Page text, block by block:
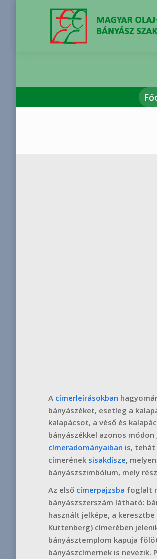
A címerleírásokban
bányászéket, esetleg a
kalapácsot, a véső és
bányászékkel azonos
címeradományaiban is, tehát
címerének sisakdísze,
bányászszimbólum, mely
Az első címerpajzsba foglalt
bányászszerszám látható:
használt jelképe, a
Kuttenberg) címerében
bányásztemplom kapuja
bányászcímernek is nevezik.